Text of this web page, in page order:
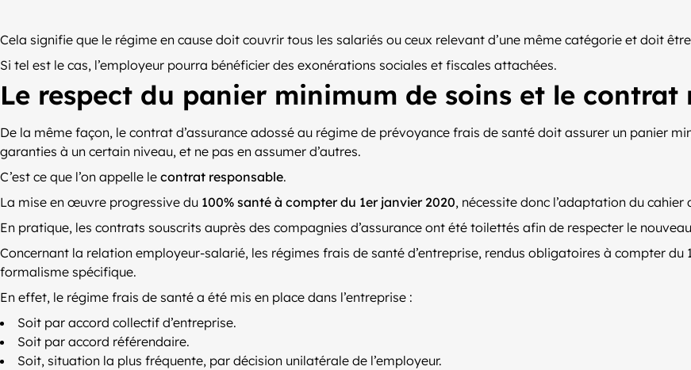
Cela signifie que le régime en cause doit couvrir tous les salariés ou ceux relevant d’une même catégorie et doit
Si tel est le cas, l’employeur pourra bénéficier des exonérations sociales et fiscales attachées.
Le respect du panier minimum de soins et le contrat
De la même façon, le contrat d’assurance adossé au régime de prévoyance frais de santé doit assurer un panier
garanties à un certain niveau, et ne pas en assumer d’autres.
C’est ce que l’on appelle le contrat responsable.
La mise en œuvre progressive du 100% santé à compter du 1er janvier 2020, nécessite donc l’adaptation du
En pratique, les contrats souscrits auprès des compagnies d’assurance ont été toilettés afin de respecter le
Concernant la relation employeur-salarié, les régimes frais de santé d’entreprise, rendus obligatoires à compter
formalisme spécifique.
En effet, le régime frais de santé a été mis en place dans l’entreprise :
Soit par accord collectif d’entreprise.
Soit par accord référendaire.
Soit, situation la plus fréquente, par décision unilatérale de l’employeur.